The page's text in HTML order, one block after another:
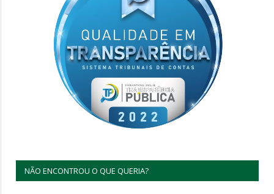
NÃO ENCONTROU O QUE QUERIA?